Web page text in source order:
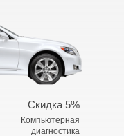
Скидка 5%
Компьютерная
диагностика